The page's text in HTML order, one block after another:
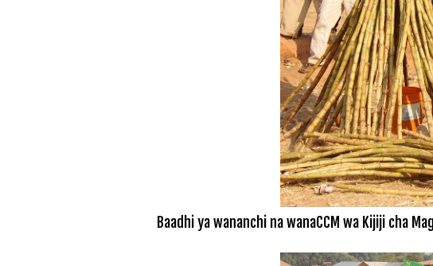
Baadhi ya wananchi na wanaCCM wa Kijiji cha